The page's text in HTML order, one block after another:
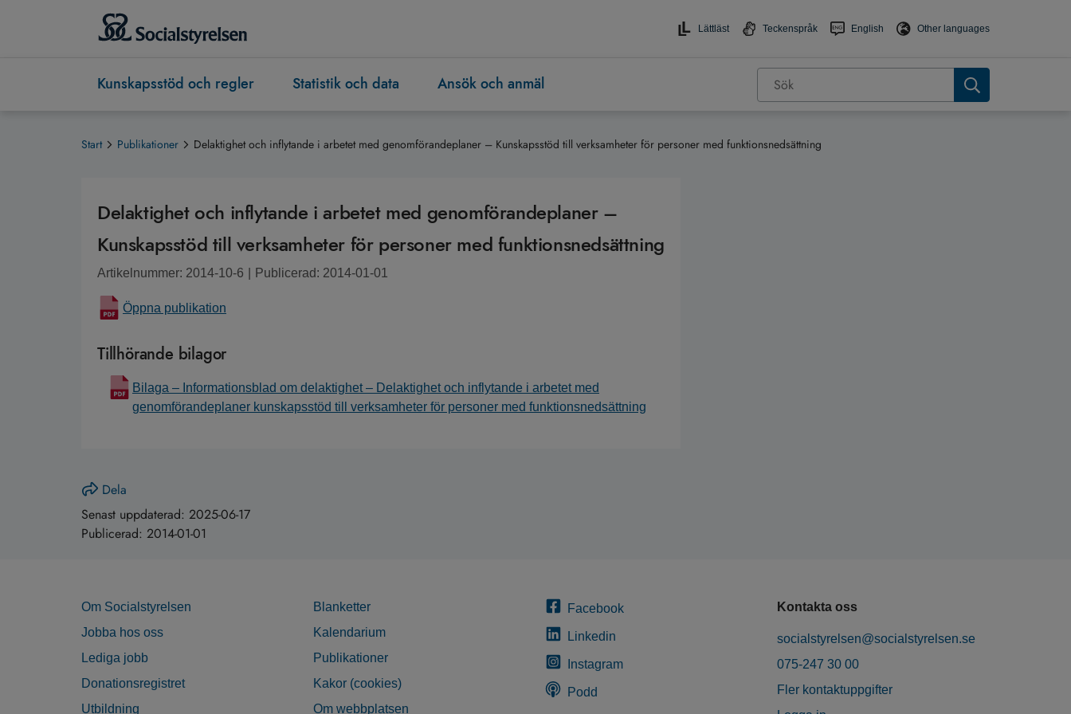
Lättläst Teckenspråk English Other languages
Kunskapsstöd och regler Statistik och data Ansök och anmäl
Start Publikationer Delaktighet och inflytande i arbetet med genomförandeplaner – Kunskapsstöd till verksamheter för personer med funktionsnedsättning
Delaktighet och inflytande i arbetet med genomförandeplaner –
Kunskapsstöd till verksamheter för personer med funktionsnedsättning
Artikelnummer: 2014-10-6 Publicerad: 2014-01-01
Öppna publikation
Tillhörande bilagor
Bilaga – Informationsblad om delaktighet – Delaktighet och inflytande i arbetet med
genomförandeplaner kunskapsstöd till verksamheter för personer med funktionsnedsättning
Dela
Senast uppdaterad: 2025-06-17
Publicerad: 2014-01-01
Om Socialstyrelsen
Jobba hos oss
Lediga jobb
Donationsregistret
Utbildning
Blanketter
Kalendarium
Publikationer
Kakor (cookies)
Om webbplatsen
Facebook
Linkedin
Instagram
Podd
Kontakta oss
socialstyrelsen@socialstyrelsen.se
075-247 30 00
Fler kontaktuppgifter